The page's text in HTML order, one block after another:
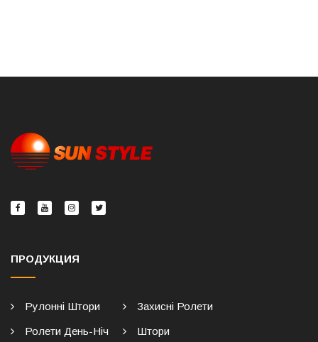
ПРОДУКЦИЯ
Рулонні Штори
Ролети День-Ніч
Захисні Ролети
Штори